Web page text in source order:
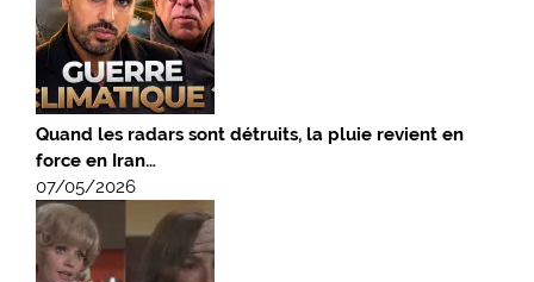
Quand les radars sont détruits, la pluie revient en
force en Iran…
07/05/2026